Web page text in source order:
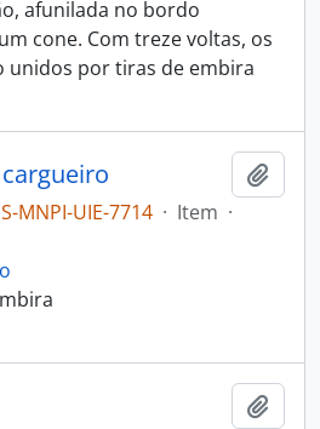
afunilada no bordo
cone. Com treze voltas, os
unidos por tiras de embira
MNPI-UIE-7714 · Item ·